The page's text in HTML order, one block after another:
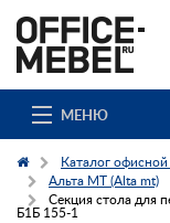
МЕНЮ
Каталог
Альта МТ (Alta mt)
Секция стола для
Б1Б 155-1